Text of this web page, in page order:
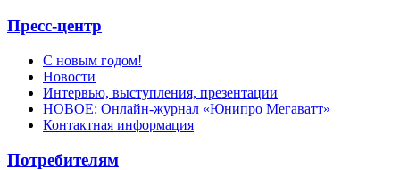
Пресс-центр
С новым годом!
Новости
Интервью, выступления, презентации
НОВОЕ: Онлайн-журнал «Юнипро Мегаватт»
Контактная информация
Потребителям